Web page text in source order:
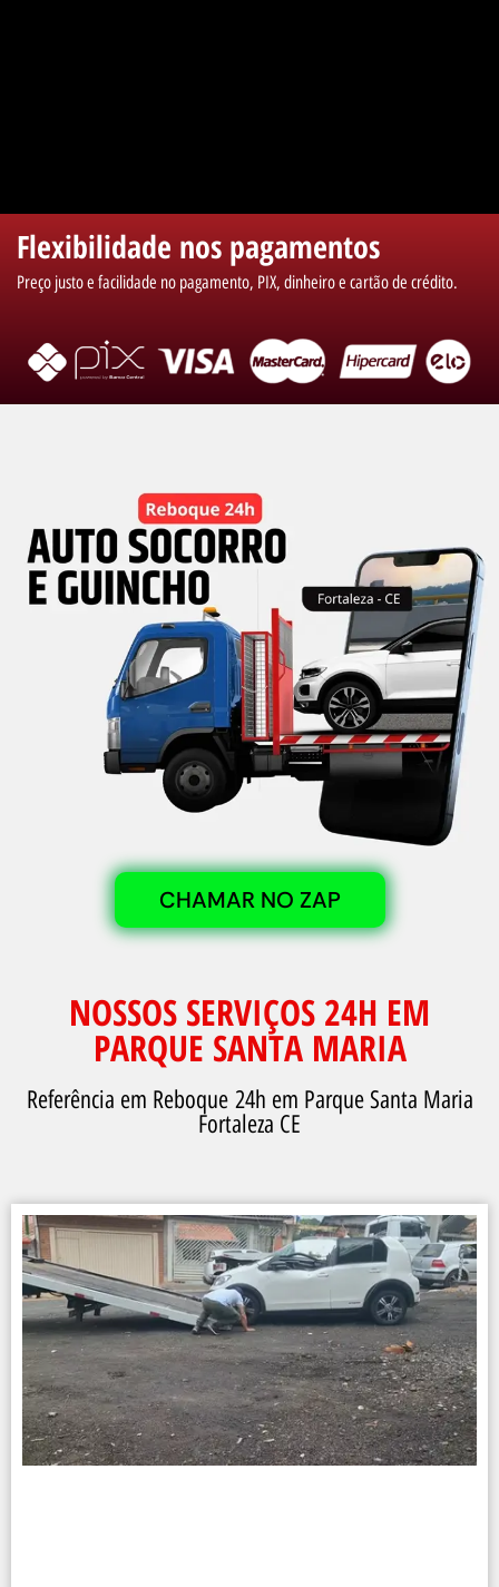
Flexibilidade nos pagamentos
Preço justo e facilidade no pagamento, PIX, dinheiro e cartão de crédito.
CHAMAR NO ZAP
NOSSOS SERVIÇOS 24H EM
PARQUE SANTA MARIA
Referência em Reboque 24h em Parque Santa Maria
Fortaleza CE